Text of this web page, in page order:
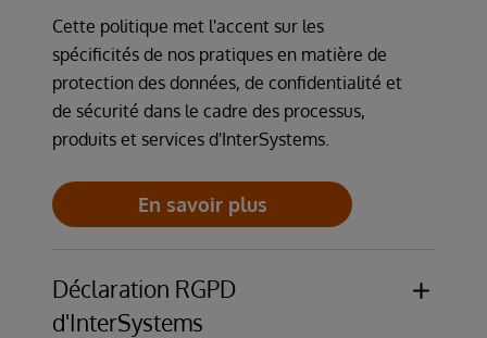
Cette politique met l'accent sur les
spécificités de nos pratiques en matière de
protection des données, de confidentialité et
de sécurité dans le cadre des processus,
produits et services d'InterSystems.
En savoir plus
Déclaration RGPD
d'InterSystems